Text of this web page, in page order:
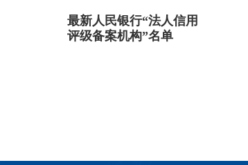
最新人民银行“法人信用
评级备案机构”名单